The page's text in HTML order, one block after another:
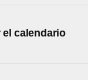
el calendario